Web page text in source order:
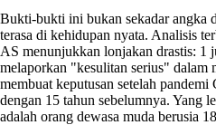
Bukti-bukti ini bukan sekadar angka
terasa di kehidupan nyata. Analisis
AS menunjukkan lonjakan drastis: 1
melaporkan "kesulitan serius" dalam
membuat keputusan setelah
dengan 15 tahun sebelumnya. Yang
adalah orang dewasa muda berusia